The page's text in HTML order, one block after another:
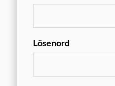
Lösenord